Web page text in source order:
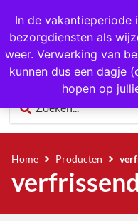
In de vakantieperiode
bezorgdiensten als
weer. Verwerking van
kunnen dus een dagje
hopen op
1000+
Home Producten